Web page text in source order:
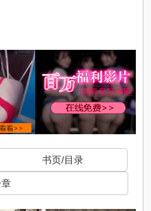
书页/目录